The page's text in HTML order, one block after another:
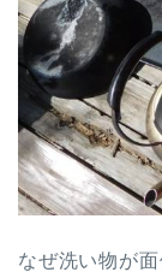
なぜ洗い物が